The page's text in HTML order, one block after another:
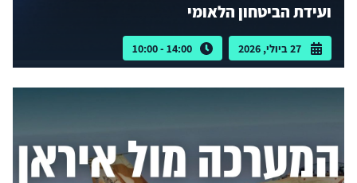
ועידת הביטחון הלאומי
27 ביולי, 2026 14:00 - 10:00